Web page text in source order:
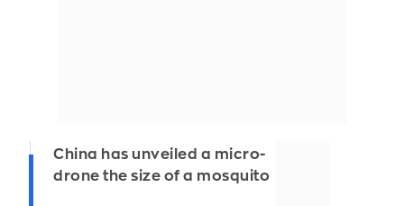
China has unveiled a micro-
drone the size of a mosquito